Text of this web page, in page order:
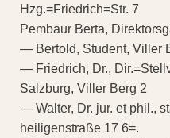
Hzg.=Friedrich=Str. 7
Pembaur Berta,
— Bertold, Student, Viller
— Friedrich, Dr.,
Salzburg, Viller Berg 2
— Walter, Dr. jur. et phil.,
heiligenstraße 17 6=.